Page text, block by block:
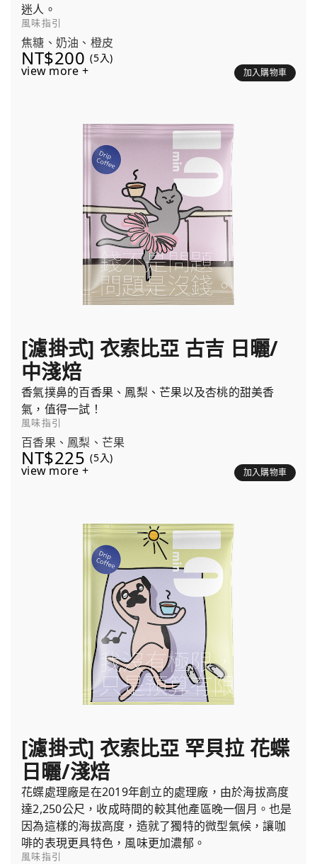
迷人。
風味指引
焦糖、奶油、橙皮
NT$200 (5入)
view more + 加入購物車
[濾掛式] 衣索比亞 古吉 日曬/
中淺焙
香氣撲鼻的百香果、鳳梨、芒果以及杏桃的甜美香
氣，值得一試！
風味指引
百香果、鳳梨、芒果
NT$225 (5入)
view more + 加入購物車
[濾掛式] 衣索比亞 罕貝拉 花蝶
日曬/淺焙
花蝶處理廠是在2019年創立的處理廠，由於海拔高度
達2,250公尺，收成時間的較其他產區晚一個月。也是
因為這樣的海拔高度，造就了獨特的微型氣候，讓咖
啡的表現更具特色，風味更加濃郁。
風味指引